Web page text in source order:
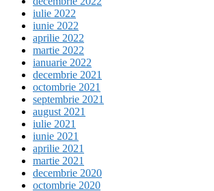
iulie 2022
iunie 2022
aprilie 2022
martie 2022
ianuarie 2022
decembrie 2021
octombrie 2021
septembrie 2021
august 2021
iulie 2021
iunie 2021
aprilie 2021
martie 2021
decembrie 2020
octombrie 2020